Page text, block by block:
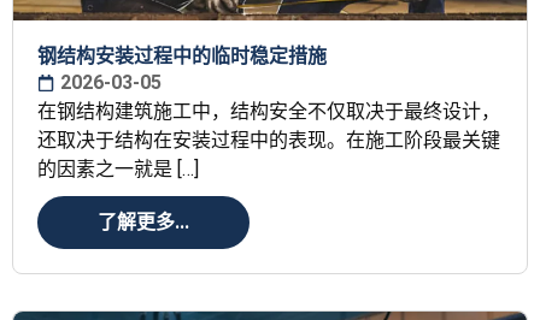
钢结构安装过程中的临时稳定措施
2026-03-05
在钢结构建筑施工中，结构安全不仅取决于最终设计，
还取决于结构在安装过程中的表现。在施工阶段最关键
的因素之一就是 […]
了解更多...